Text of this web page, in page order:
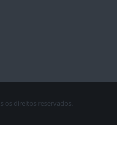
os direitos reservados.